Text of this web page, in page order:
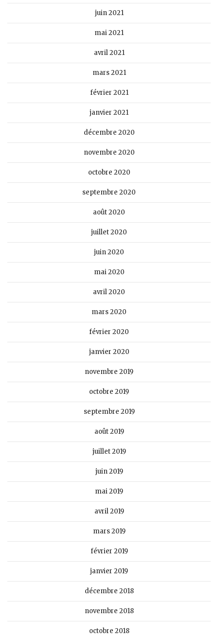
juin 2021
mai 2021
avril 2021
mars 2021
février 2021
janvier 2021
décembre 2020
novembre 2020
octobre 2020
septembre 2020
août 2020
juillet 2020
juin 2020
mai 2020
avril 2020
mars 2020
février 2020
janvier 2020
novembre 2019
octobre 2019
septembre 2019
août 2019
juillet 2019
juin 2019
mai 2019
avril 2019
mars 2019
février 2019
janvier 2019
décembre 2018
novembre 2018
octobre 2018